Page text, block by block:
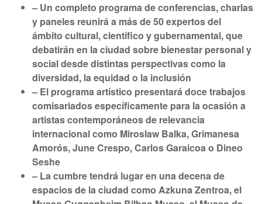
– Un completo programa de conferencias, charlas
y paneles reunirá a más de 50 expertos del
ámbito cultural, científico y gubernamental, que
debatirán en la ciudad sobre bienestar personal y
social desde distintas perspectivas como la
diversidad, la equidad o la inclusión
– El programa artístico presentará doce trabajos
comisariados específicamente para la ocasión a
artistas contemporáneos de relevancia
internacional como Miroslaw Balka, Grimanesa
Amorós, June Crespo, Carlos Garaicoa o Dineo
Seshe
– La cumbre tendrá lugar en una decena de
espacios de la ciudad como Azkuna Zentroa, el